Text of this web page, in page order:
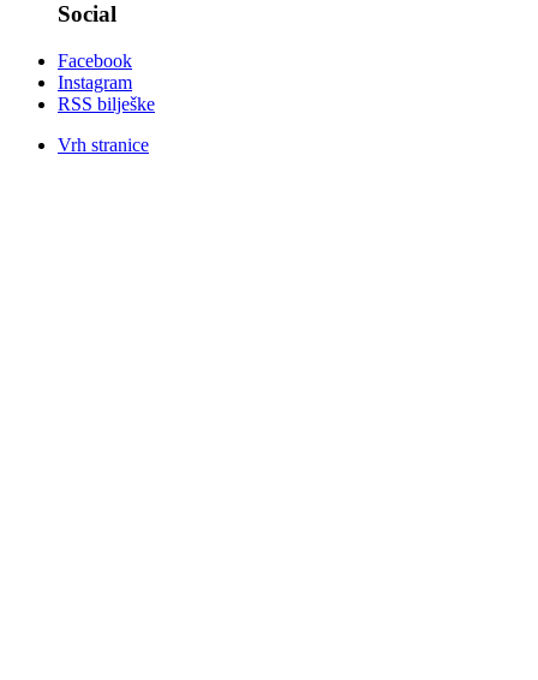
Social
Facebook
Instagram
RSS bilješke
Vrh stranice